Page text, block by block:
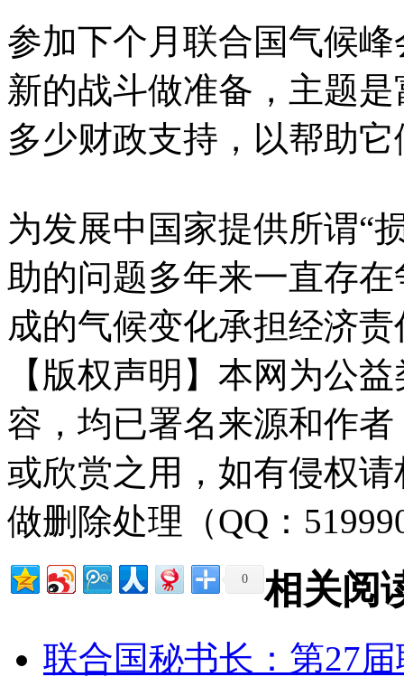
参加下个月联合国气候
新的战斗做准备，主题
多少财政支持，以帮助
为发展中国家提供所谓“
助的问题多年来一直存
成的气候变化承担经济
【版权声明】本网为公
容，均已署名来源和作
或欣赏之用，如有侵权
做删除处理（QQ：
0 相关阅
联合国秘书长：第27